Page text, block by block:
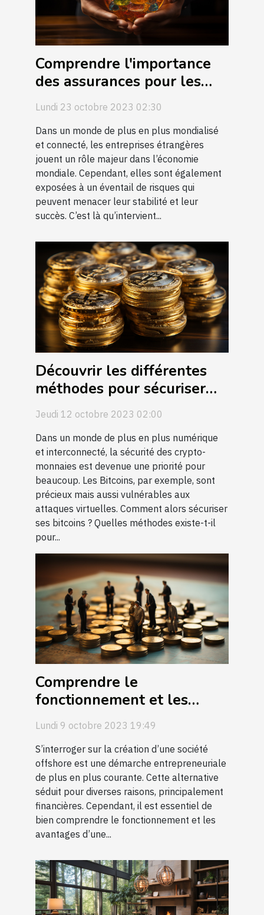
Comprendre l'importance
des assurances pour les
entreprises étrangères
Lundi 23 octobre 2023 02:30
Dans un monde de plus en plus mondialisé
et connecté, les entreprises étrangères
jouent un rôle majeur dans l’économie
mondiale. Cependant, elles sont également
exposées à un éventail de risques qui
peuvent menacer leur stabilité et leur
succès. C’est là qu’intervient...
Découvrir les différentes
méthodes pour sécuriser
ses bitcoins
Jeudi 12 octobre 2023 02:00
Dans un monde de plus en plus numérique
et interconnecté, la sécurité des crypto-
monnaies est devenue une priorité pour
beaucoup. Les Bitcoins, par exemple, sont
précieux mais aussi vulnérables aux
attaques virtuelles. Comment alors sécuriser
ses bitcoins ? Quelles méthodes existe-t-il
pour...
Comprendre le
fonctionnement et les
avantages d'une société
offshore
Lundi 9 octobre 2023 19:49
S’interroger sur la création d’une société
offshore est une démarche entrepreneuriale
de plus en plus courante. Cette alternative
séduit pour diverses raisons, principalement
financières. Cependant, il est essentiel de
bien comprendre le fonctionnement et les
avantages d’une...